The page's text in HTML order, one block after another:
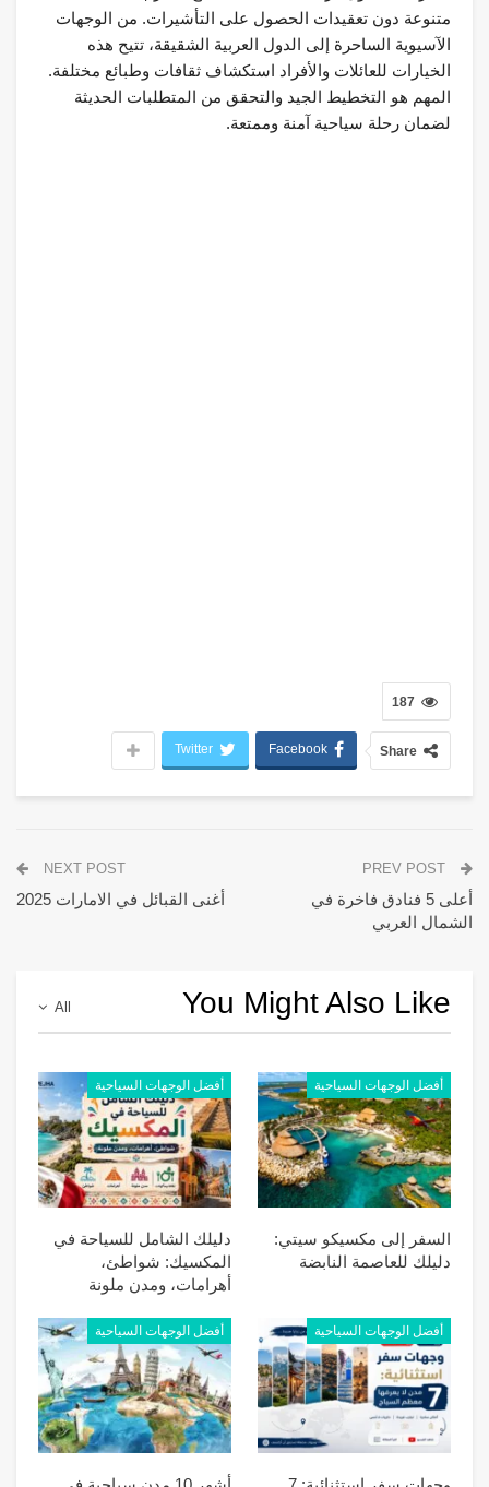
متنوعة دون تعقيدات الحصول على التأشيرات. من الوجهات
الآسيوية الساحرة إلى الدول العربية الشقيقة، تتيح هذه
الخيارات للعائلات والأفراد استكشاف ثقافات وطبائع مختلفة.
المهم هو التخطيط الجيد والتحقق من المتطلبات الحديثة
لضمان رحلة سياحية آمنة وممتعة.
187
Share
Facebook
Twitter
أعلى 5 فنادق فاخرة في
الشمال العربي
NEXT POST
أغنى القبائل في الامارات 2025
All You Might Also Like
أفضل الوجهات السياحية
السفر إلى مكسيكو سيتي:
دليلك للعاصمة النابضة
أفضل الوجهات السياحية
دليلك الشامل للسياحة في
المكسيك: شواطئ،
أهرامات، ومدن ملونة
أفضل الوجهات السياحية أفضل الوجهات السياحية